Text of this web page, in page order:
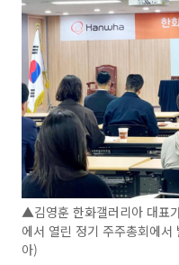
▲김영훈 한화갤러리아 대표
에서 열린 정기 주주총회에
아)